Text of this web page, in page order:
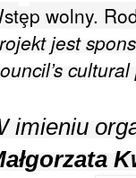
ȩp wolny.
jest
imieniu